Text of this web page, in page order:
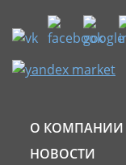
О КОМПАНИИ
НОВОСТИ